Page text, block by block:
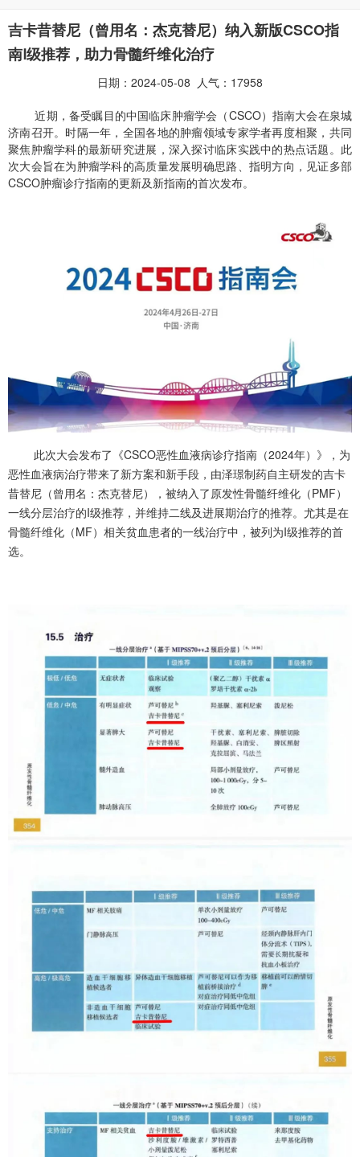
吉卡昔替尼（曾用名：杰克替尼）纳入新版CSCO指
南Ⅰ级推荐，助力骨髓纤维化治疗
日期：2024-05-08 人气：17958
近期，备受瞩目的中国临床肿瘤学会（CSCO）指南大会在泉城
济南召开。时隔一年，全国各地的肿瘤领域专家学者再度相聚，共同
聚焦肿瘤学科的最新研究进展，深入探讨临床实践中的热点话题。此
次大会旨在为肿瘤学科的高质量发展明确思路、指明方向，见证多部
CSCO肿瘤诊疗指南的更新及新指南的首次发布。
此次大会发布了《CSCO恶性血液病诊疗指南（2024年）》，为
恶性血液病治疗带来了新方案和新手段，由泽璟制药自主研发的吉卡
昔替尼（曾用名：杰克替尼），被纳入了原发性骨髓纤维化（PMF）
一线分层治疗的I级推荐，并维持二线及进展期治疗的推荐。尤其是在
骨髓纤维化（MF）相关贫血患者的一线治疗中，被列为I级推荐的首
选。